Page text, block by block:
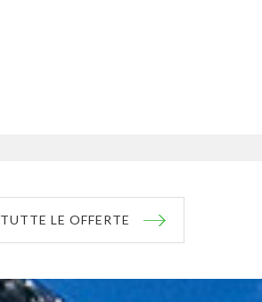
TUTTE LE OFFERTE